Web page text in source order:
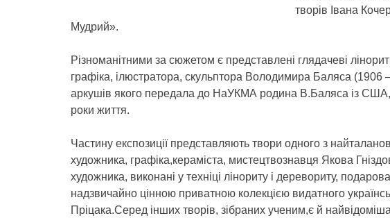
творів Івана
Мудрий».
Різноманітними за сюжетом є представлені глядачеві
графіка, ілюстратора, скульптора Володимира Баляса (1906
аркушів якого передала до НаУКМА родина В.Баляса із
роки життя.
Частину експозиції представляють твори одного з
художника, графіка,кераміста, мистецтвознавця Якова
художника, виконані у техніці лінориту і деревориту,
надзвичайно цінною приватною колекцією видатного
Пріцака.Серед інших творів, зібраних ученим,є й